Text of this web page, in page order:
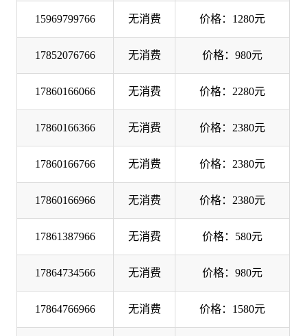
15969799766 无消费 价格：1280元
17852076766 无消费 价格：980元
17860166066 无消费 价格：2280元
17860166366 无消费 价格：2380元
17860166766 无消费 价格：2380元
17860166966 无消费 价格：2380元
17861387966 无消费 价格：580元
17864734566 无消费 价格：980元
17864766966 无消费 价格：1580元